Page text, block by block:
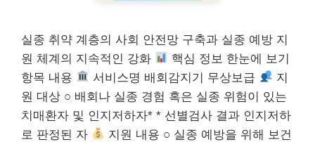
실종 취약 계층의 사회 안전망 구축과 실종 예방 지
원 체계의 지속적인 강화
핵심 정보 한눈에 보기
항목 내용
서비스명 배회감지기 무상보급
지
원 대상 ○ 배회나 실종 경험 혹은 실종 위험이 있는
치매환자 및 인지저하자* * 선별검사 결과 인지저하
로 판정된 자
지원 내용 ○ 실종 예방을 위해 보건